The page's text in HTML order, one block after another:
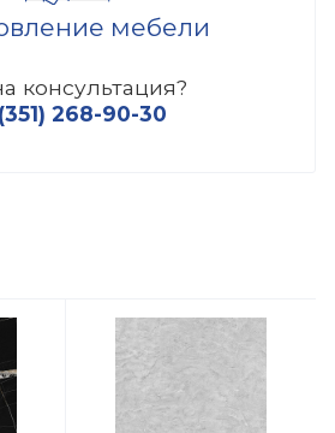
мебели
консультация?
268-90-30